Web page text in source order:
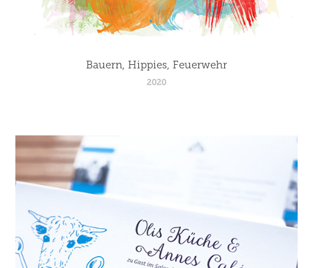
Bauern, Hippies, Feuerwehr
2020